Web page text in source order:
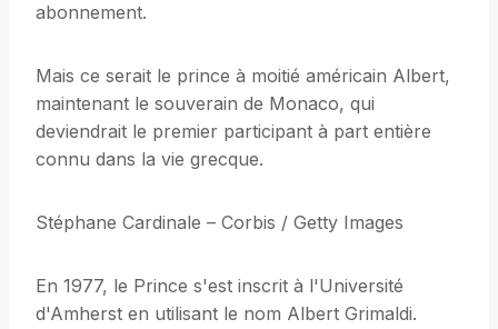
abonnement.
Mais ce serait le prince à moitié américain Albert,
maintenant le souverain de Monaco, qui
deviendrait le premier participant à part entière
connu dans la vie grecque.
Stéphane Cardinale – Corbis / Getty Images
En 1977, le Prince s'est inscrit à l'Université
d'Amherst en utilisant le nom Albert Grimaldi.